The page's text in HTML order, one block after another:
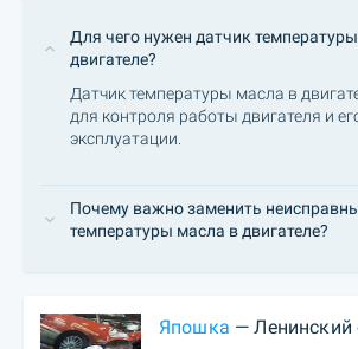
Для чего нужен датчик
двигателе?
Датчик температуры масла в
для контроля работы двигателя и
эксплуатации.
Почему важно заменить
температуры масла в двигателе?
Япошка — Ленинский